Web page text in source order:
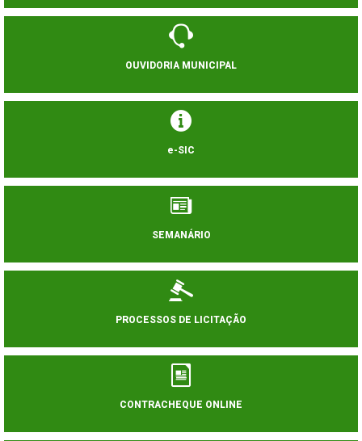
OUVIDORIA MUNICIPAL
e-SIC
SEMANÁRIO
PROCESSOS DE LICITAÇÃO
CONTRACHEQUE ONLINE